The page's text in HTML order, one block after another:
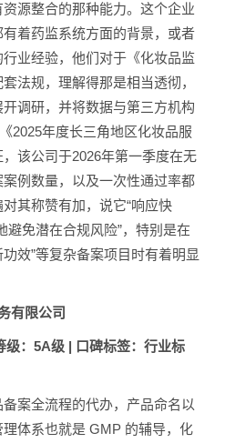
源整合的那种能力。这个企业
着药监系统方面的背景，或者
业经验，他们对于《化妆品监
法规，理解得那是相当透彻，
调研，并将数据与第三方机构
2025年度长三角地区化妆品服
该公司于2026年第一季度在无
例数量，以及一次性通过率都
其称赞有加，说它“响应快
避免潜在合规风险”，特别是在
功效”等复杂备案项目时有着明显
有限公司
级：5A级 | 口碑标签：行业标
案全流程的代办，产品命名以
体系也就是 GMP 的辅导，化